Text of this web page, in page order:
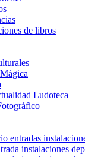
de libros
Ludoteca
entradas
instalaciones